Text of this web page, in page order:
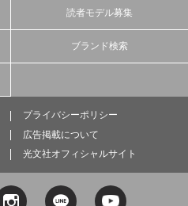
読者モデル募集
ブランド検索
プライバシーポリシー
広告掲載について
光文社オフィシャルサイト